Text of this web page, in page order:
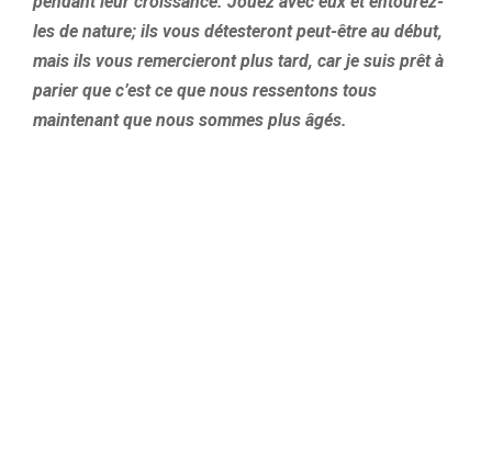
les de nature; ils vous détesteront peut-être au début,
mais ils vous remercieront plus tard, car je suis prêt à
parier que c’est ce que nous ressentons tous
maintenant que nous sommes plus âgés.